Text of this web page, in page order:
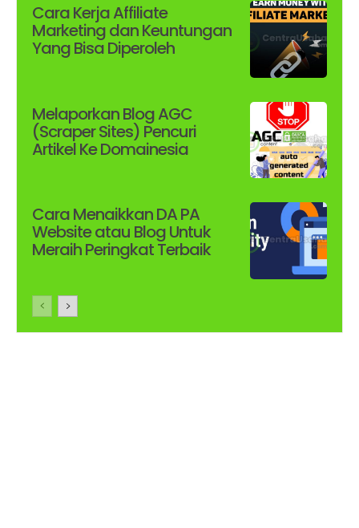
Cara Kerja Affiliate
Marketing dan Keuntungan
Yang Bisa Diperoleh
Melaporkan Blog AGC
(Scraper Sites) Pencuri
Artikel Ke Domainesia
Cara Menaikkan DA PA
Website atau Blog Untuk
Meraih Peringkat Terbaik